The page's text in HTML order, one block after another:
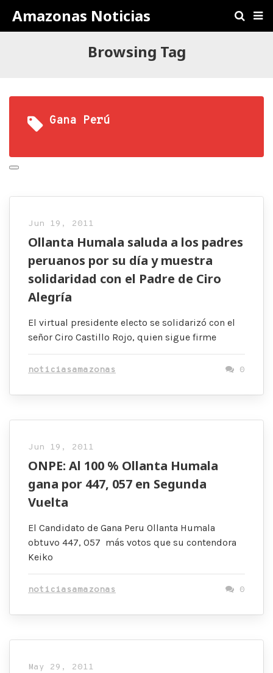
Amazonas Noticias
Browsing Tag
Gana Perú
Jun 19, 2011
Ollanta Humala saluda a los padres
peruanos por su día y muestra
solidaridad con el Padre de Ciro
Alegría
El virtual presidente electo se solidarizó con el
señor Ciro Castillo Rojo, quien sigue firme
noticiasamazonas 0
Jun 19, 2011
ONPE: Al 100 % Ollanta Humala
gana por 447, 057 en Segunda
Vuelta
El Candidato de Gana Peru Ollanta Humala
obtuvo 447, 057 más votos que su contendora
Keiko
noticiasamazonas 0
May 29, 2011